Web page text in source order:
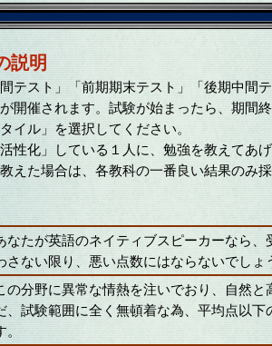
説明
テスト」「前期期末テスト」「後期中間
開催されます。試験が始まったら、期間
イル」を選択してください。
化」している１人に、勉強を教えてあ
えた場合は、各教科の一番良い結果のみ
なたが英語のネイティブスピーカーなら
さない限り、悪い点数にはならないでしょ
の分野に異常な情熱を注いでおり、自然
、試験範囲に全く無頓着な為、平均点以
。